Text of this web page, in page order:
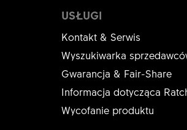
USŁUGI
Kontakt & Serwis
Wyszukiwarka
Gwarancja & Fair-Share
Informacja dotycząca
Wycofanie produktu